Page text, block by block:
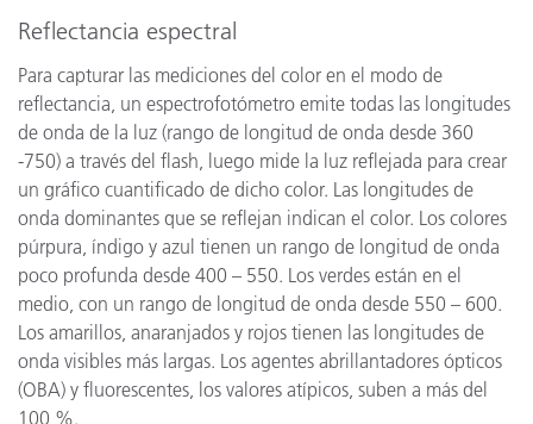
Reflectancia espectral
Para capturar las mediciones del color en el modo de
reflectancia, un espectrofotómetro emite todas las longitudes
de onda de la luz (rango de longitud de onda desde 360
-750) a través del flash, luego mide la luz reflejada para crear
un gráfico cuantificado de dicho color. Las longitudes de
onda dominantes que se reflejan indican el color. Los colores
púrpura, índigo y azul tienen un rango de longitud de onda
poco profunda desde 400 – 550. Los verdes están en el
medio, con un rango de longitud de onda desde 550 – 600.
Los amarillos, anaranjados y rojos tienen las longitudes de
onda visibles más largas. Los agentes abrillantadores ópticos
(OBA) y fluorescentes, los valores atípicos, suben a más del
100 %.